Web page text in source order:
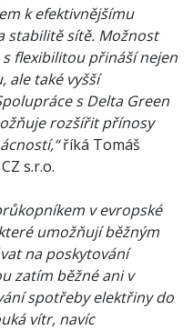
k efektivnějšímu
stabilitě sítě. Možnost
flexibilitou přináší nejen
ale také vyšší
s Delta Green
rozšířit přínosy
říká Tomáš
s.r.o.
v evropské
umožňují běžným
na poskytování
zatím běžné ani v
spotřeby elektřiny do
vítr, navíc